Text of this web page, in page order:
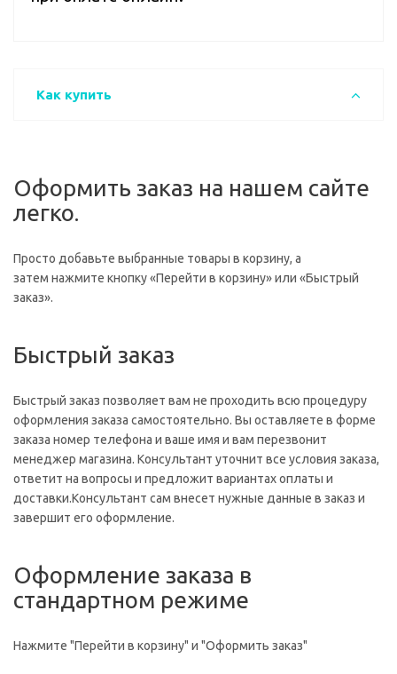
Как купить
Оформить заказ на нашем сайте
легко.
Просто добавьте выбранные товары в корзину, а
затем нажмите кнопку «Перейти в корзину» или «Быстрый
заказ».
Быстрый заказ
Быстрый заказ позволяет вам не проходить всю процедуру
оформления заказа самостоятельно. Вы оставляете в форме
заказа номер телефона и ваше имя и вам перезвонит
менеджер магазина. Консультант уточнит все условия заказа,
ответит на вопросы и предложит вариантах оплаты и
доставки.Консультант сам внесет нужные данные в заказ и
завершит его оформление.
Оформление заказа в
стандартном режиме
Нажмите "Перейти в корзину" и "Оформить заказ"